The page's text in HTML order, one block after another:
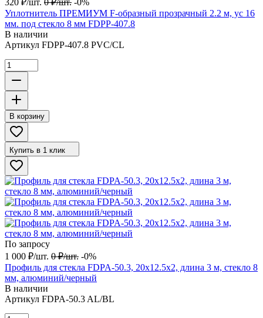
320 ₽/шт. 0 ₽/шт. -0%
Уплотнитель ПРЕМИУМ F-образный прозрачный 2.2 м, ус 16
мм. под стекло 8 мм FDPP-407.8
В наличии
Артикул FDPP-407.8 PVC/CL
В корзину
Купить в 1 клик
По запросу
1 000 ₽/шт. 0 ₽/шт. -0%
Профиль для стекла FDPA-50.3, 20х12.5х2, длина 3 м, стекло 8
мм, алюминий/черный
В наличии
Артикул FDPA-50.3 AL/BL